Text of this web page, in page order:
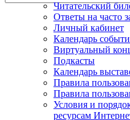
Читательский
Ответы на часто
Личный кабинет
Календарь
Виртуальный
Подкасты
Календарь
Правила
Правила
Условия и
ресурсам